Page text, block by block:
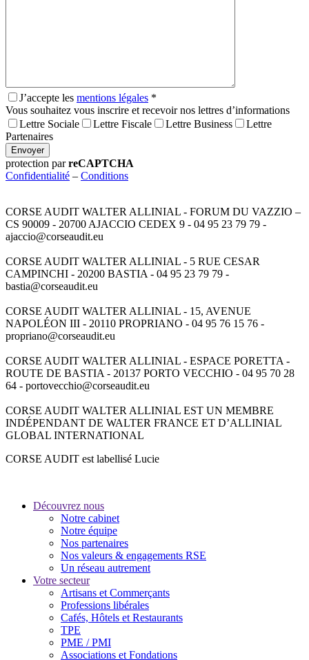
J’accepte les mentions légales *
Vous souhaitez vous inscrire et recevoir nos lettres d’informations
Lettre Sociale
Lettre Fiscale Lettre Business
Lettre
Partenaires
Envoyer
protection parreCAPTCHA
Confidentialité – Conditions
CORSE AUDIT WALTER ALLINIAL - FORUM DU VAZZIO –
CS 90009 - 20700 AJACCIO CEDEX 9 - 04 95 23 79 79 -
ajaccio@corseaudit.eu
CORSE AUDIT WALTER ALLINIAL - 5 RUE CESAR
CAMPINCHI - 20200 BASTIA - 04 95 23 79 79 -
bastia@corseaudit.eu
CORSE AUDIT WALTER ALLINIAL - 15, AVENUE
NAPOLÉON III - 20110 PROPRIANO - 04 95 76 15 76 -
propriano@corseaudit.eu
CORSE AUDIT WALTER ALLINIAL - ESPACE PORETTA -
ROUTE DE BASTIA - 20137 PORTO VECCHIO - 04 95 70 28
64 - portovecchio@corseaudit.eu
CORSE AUDIT WALTER ALLINIAL EST UN MEMBRE
INDÉPENDANT DE WALTER FRANCE ET D’ALLINIAL
GLOBAL INTERNATIONAL
CORSE AUDIT est labellisé Lucie
Découvrez nous
Notre cabinet
Notre équipe
Nos partenaires
Nos valeurs & engagements RSE
Un réseau autrement
Votre secteur
Artisans et Commerçants
Professions libérales
Cafés, Hôtels et Restaurants
TPE
PME / PMI
Associations et Fondations